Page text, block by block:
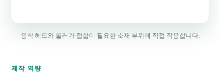
용착 헤드와 롤러가 접합이 필요한 소재 부위에 직접 작용합니다.
제작 역량